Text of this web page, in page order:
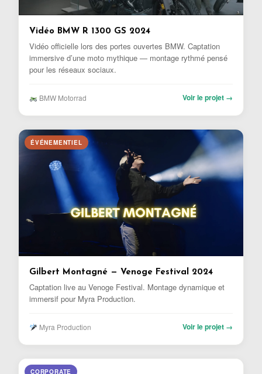
Vidéo BMW R 1300 GS 2024
Vidéo officielle lors des portes ouvertes BMW. Captation
immersive d’une moto mythique — montage rythmé pensé
pour les réseaux sociaux.
BMW Motorrad Voir le projet →
ÉVÉNEMENTIEL
Gilbert Montagné — Venoge Festival 2024
Captation live au Venoge Festival. Montage dynamique et
immersif pour Myra Production.
Myra Production Voir le projet →
CORPORATE